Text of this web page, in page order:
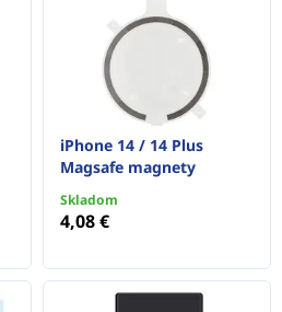
iPhone 14 / 14 Plus
Magsafe magnety
Skladom
4,08 €